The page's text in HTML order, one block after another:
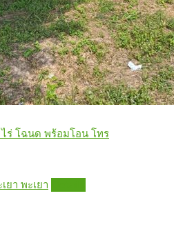
ไร่ โฉนด พร้อมโอน โทร
ยา พะเยา